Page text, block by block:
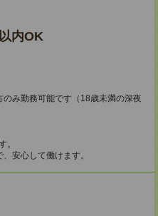
内OK
み勤務可能です（18歳未満の深夜
。
安心して働けます。